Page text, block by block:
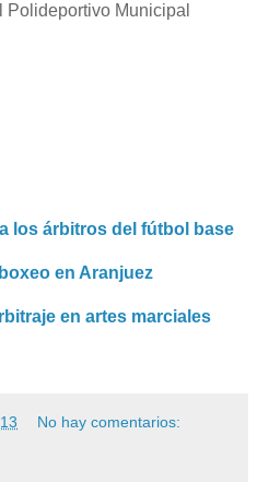
Municipal
los árbitros del fútbol base
en Aranjuez
en artes marciales
No hay comentarios: